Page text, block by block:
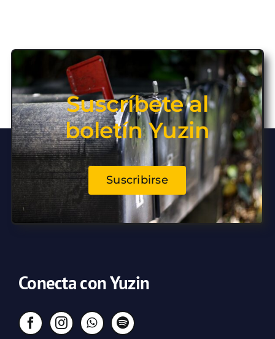
Suscríbete al
boletín Yuzin
Suscribirse
Conecta con Yuzin